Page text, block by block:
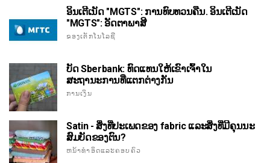
ອິນເຕີເນັດ "MGTS": ການທົບທວນຄືນ. ອິນເຕີເນັດ
"MGTS": ອັດຕາພາສີ
ຂອງເຕັກໂນໂລຊີ
ບັດ Sberbank: ທົດແທນໃຫ້ເຂົາເຈົ້າໃນ
ສະຖານະການທີ່ແຕກຕ່າງກັນ
ການເງິນ
Satin - ສິ່ງທີ່ປະເພດຂອງ fabric ແລະສິ່ງທີ່ມີຄຸນນະ
ສົມບັດຂອງຕົນ?
ຫນ້າທໍາອິດແລະຄອບຄົວ